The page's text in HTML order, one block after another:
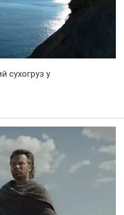
сухогруз у